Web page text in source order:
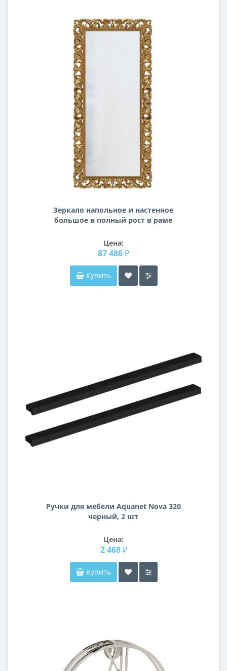
Зеркало напольное и настенное
большое в полный рост в раме
Цена:
87 486 ₽
Купить
Ручки для мебели Aquanet Nova 320
черный, 2 шт
Цена:
2 468 ₽
Купить